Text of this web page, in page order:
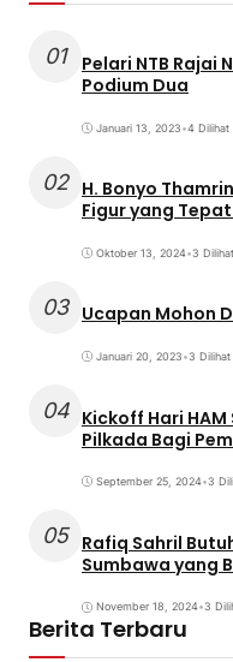
01
Pelari NTB Rajai
Podium Dua
Januari 13, 2023•4 Dilihat
02 H. Bonyo Thamrin Rayes
Figur yang
Oktober 13, 2024•3 Dilihat
03 Ucapan Mohon
Januari 20, 2023•3 Dilihat
04 Kickoff Hari
Pilkada Bagi
September 25, 2024•3
05 Rafiq Sahril
Sumbawa yang
November 18, 2024•3
Berita Terbaru